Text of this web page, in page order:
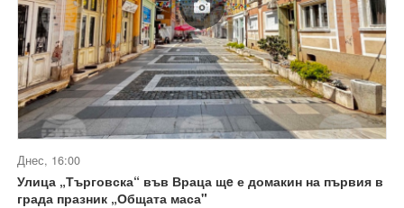
Днес, 16:00
Улица „Търговска“ във Враца щe е домакин на първия в
града празник „Общата маса"